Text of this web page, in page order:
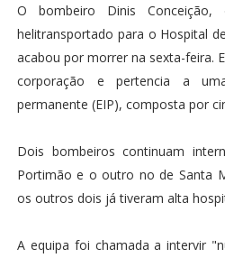
O bombeiro Dinis
helitransportado para o Hospital
acabou por morrer na sexta-feira.
corporação e pertencia a
permanente (EIP), composta por
Dois bombeiros continuam
Portimão e o outro no de Santa
os outros dois já tiveram alta
A equipa foi chamada a intervir